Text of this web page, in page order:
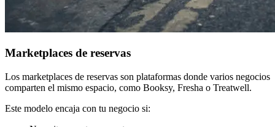
Marketplaces de reservas
Los marketplaces de reservas son plataformas donde varios negocios
comparten el mismo espacio, como Booksy, Fresha o Treatwell.
Este modelo encaja con tu negocio si: